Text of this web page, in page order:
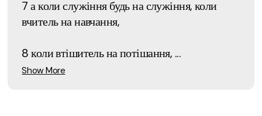
7 а коли служіння будь на служіння, коли
вчитель на навчання,
8 коли втішитель на потішання, ...
Show More